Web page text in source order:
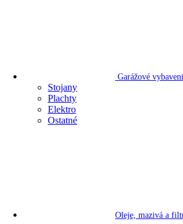
Garážové
Stojany
Plachty
Elektro
Ostatné
Oleje, mazivá a